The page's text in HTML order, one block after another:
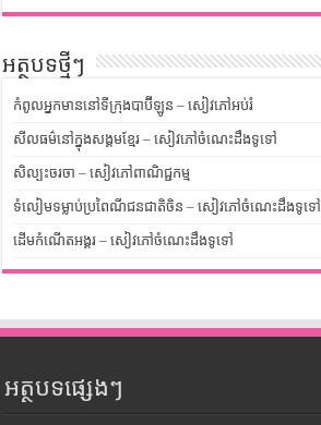
អត្ថបទថ្មីៗ
កំពូលអ្នកមាននៅទីក្រុងបាប៊ីឡូន – សៀវភៅអប់រំ
សីលធម៌នៅក្នុងសង្គមខ្មែរ – សៀវភៅចំណេះដឹងទូទៅ
សិល្បះចរចា – សៀវភៅពាណិជ្ជកម្ម
ទំលៀមទម្លាប់ប្រពៃណីជនជាតិចិន – សៀវភៅចំណេះដឹងទូទៅ
ដើមកំណើតអង្គរ – សៀវភៅចំណេះដឹងទូទៅ
អត្ថបទផ្សេងៗ